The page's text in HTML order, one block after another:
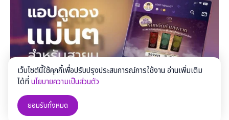
เว็บไซต์นี้ใช้คุกกี้เพื่อปรับปรุงประสบการณ์การใช้งาน อ่านเพิ่มเติม
ได้ที่นโยบายความเป็นส่วนตัว
ยอมรับทั้งหมด